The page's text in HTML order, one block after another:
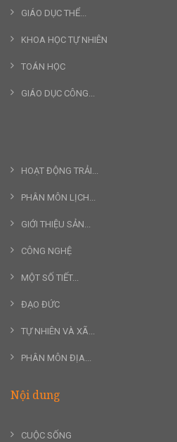
GIÁO DỤC THỂ...
KHOA HỌC TỰ NHIÊN
TOÁN HỌC
GIÁO DỤC CÔNG...
HOẠT ĐỘNG TRẢI...
PHÂN MÔN LỊCH...
GIỚI THIỆU SẢN...
CÔNG NGHỆ
MỘT SỐ TIẾT...
ĐẠO ĐỨC
TỰ NHIÊN VÀ XÃ...
PHÂN MÔN ĐỊA...
Nội dung
CUỘC SỐNG